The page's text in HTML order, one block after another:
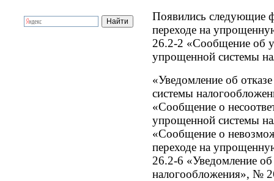
Появились следующие
переходе на
26.2-2 «Сообщение об
упрощенной системы
«Уведомление об
системы
«Сообщение о
упрощенной системы
«Сообщение о
переходе на
26.2-6 «Уведомление
налогообложения», №